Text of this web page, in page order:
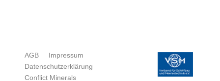
AGB
Impressum
Datenschutzerklärung
Conflict Minerals